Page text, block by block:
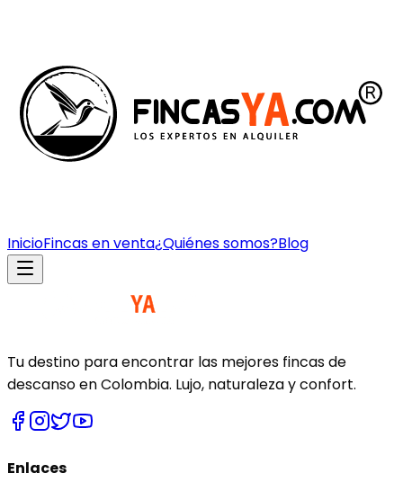
InicioFincas en venta¿Quiénes somos?Blog
Tu destino para encontrar las mejores fincas de
descanso en Colombia. Lujo, naturaleza y confort.
Enlaces